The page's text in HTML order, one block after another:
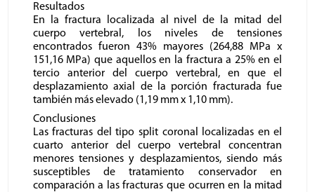
Resultados
En la fractura localizada al nivel de la mitad del
cuerpo vertebral, los niveles de tensiones
encontrados fueron 43% mayores (264,88 MPa x
151,16 MPa) que aquellos en la fractura a 25% en el
tercio anterior del cuerpo vertebral, en que el
desplazamiento axial de la porción fracturada fue
también más elevado (1,19 mm x 1,10 mm).
Conclusiones
Las fracturas del tipo split coronal localizadas en el
cuarto anterior del cuerpo vertebral concentran
menores tensiones y desplazamientos, siendo más
susceptibles de tratamiento conservador en
comparación a las fracturas que ocurren en la mitad